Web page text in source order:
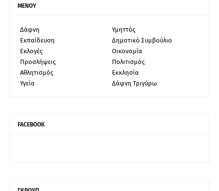
ΜΕΝΟΥ
Δάφνη
Υμηττός
Εκπαίδευση
Δημοτικό Συμβούλιο
Εκλογές
Οικονομία
Προσλήψεις
Πολιτισμός
Αθλητισμός
Εκκλησία
Υγεία
Δάφνη Τριγύρω
FACEBOOK